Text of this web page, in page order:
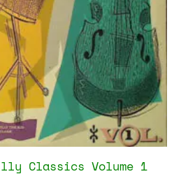
Classics Volume 1